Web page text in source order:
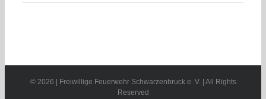
© 2026 | Freiwillige Feuerwehr Schwarzenbruck e. V. | All Rights
Reserved